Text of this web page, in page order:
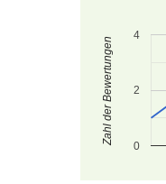
0
2
4
Zahl der Bewertungen